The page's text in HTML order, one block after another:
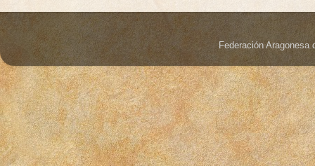
Federación